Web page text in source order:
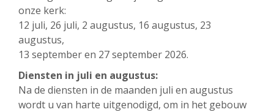
onze kerk:
12 juli, 26 juli, 2 augustus, 16 augustus, 23
augustus,
13 september en 27 september 2026.
Diensten in juli en augustus:
Na de diensten in de maanden juli en augustus
wordt u van harte uitgenodigd, om in het gebouw